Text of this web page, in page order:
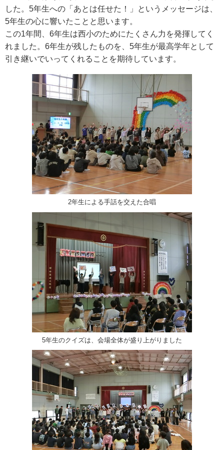
した。5年生への「あとは任せた！」というメッセージは、
5年生の心に響いたことと思います。
この1年間、6年生は西小のためにたくさん力を発揮してく
れました。6年生が残したものを、5年生が最高学年として
引き継いでいってくれることを期待しています。
2年生による手話を交えた合唱
5年生のクイズは、会場全体が盛り上がりました